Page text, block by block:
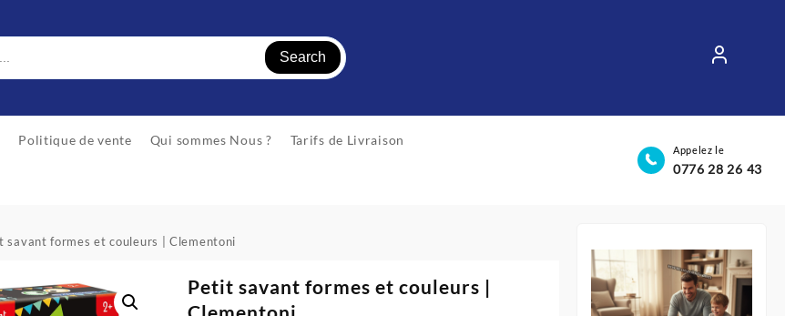
Search
Politique de vente Qui sommes Nous ? Tarifs de Livraison
Appelez le
0776 28 26 43
savant formes et couleurs | Clementoni
Petit savant formes et couleurs |